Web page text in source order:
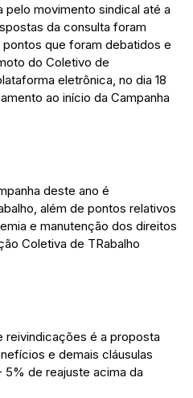
pelo movimento sindical até a
da consulta foram
que foram debatidos e
do Coletivo de
eletrônica, no dia 18
ao início da Campanha
deste ano é
além de pontos relativos
e manutenção dos direitos
Coletiva de TRabalho
reivindicações é a proposta
e demais cláusulas
de reajuste acima da